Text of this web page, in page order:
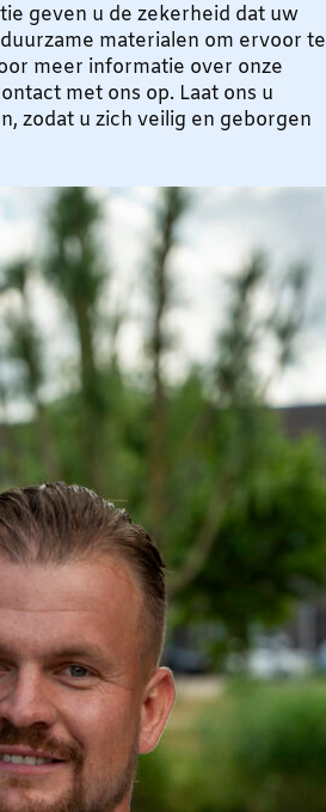
geven u de zekerheid dat uw
materialen om ervoor te
meer informatie over onze
met ons op. Laat ons u
zodat u zich veilig en geborgen